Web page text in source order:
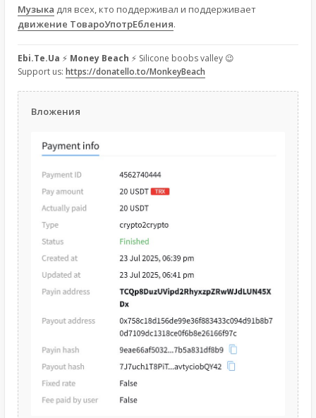
Музыка для всех, кто поддерживал и поддерживает
движение ТовароУпотрЕбления.
Ebi.Te.Ua ⚡ Money Beach ⚡ Silicone boobs valley 😉
Support us: https://donatello.to/MonkeyBeach
Вложения